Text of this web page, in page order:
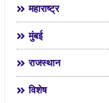
महाराष्ट्र
मुंबई
राजस्थान
विशेष